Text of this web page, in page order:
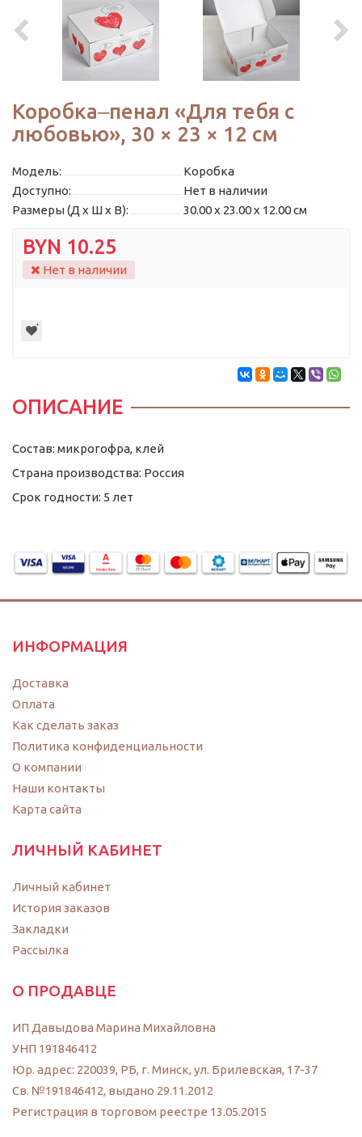
Коробка‒пенал «Для тебя с
любовью», 30 × 23 × 12 см
Модель:
Коробка
Доступно:
Нет в наличии
Размеры (Д x Ш x В):
30.00 x 23.00 x 12.00 см
BYN 10.25
Нет в наличии
ОПИСАНИЕ
Состав: микрогофра, клей
Страна производства: Россия
Срок годности: 5 лет
ИНФОРМАЦИЯ
Доставка
Оплата
Как сделать заказ
Политика конфиденциальности
O компании
Наши контакты
Карта сайта
ЛИЧНЫЙ КАБИНЕТ
Личный кабинет
История заказов
Закладки
Рассылка
О ПРОДАВЦЕ
ИП Давыдова Марина Михайловна
УНП 191846412
Юр. адрес: 220039, РБ, г. Минск, ул. Брилевская, 17-37
Св. №191846412, выдано 29.11.2012
Регистрация в торговом реестре 13.05.2015